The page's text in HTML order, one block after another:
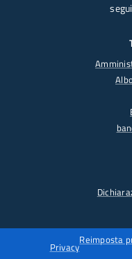
Privacy
Reimposta